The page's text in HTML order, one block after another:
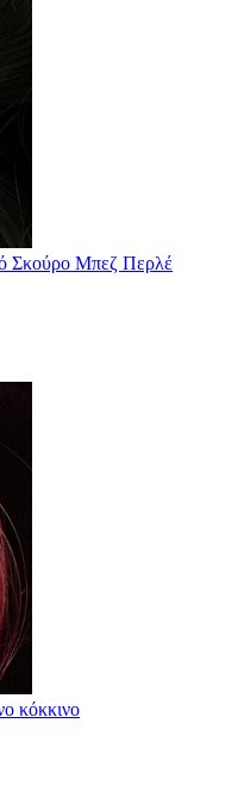
Σκούρο Μπεζ Περλέ
κόκκινο